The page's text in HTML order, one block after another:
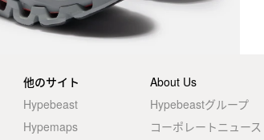
他のサイト
Hypebeast
Hypemaps
About Us
Hypebeastグループ
コーポレートニュース